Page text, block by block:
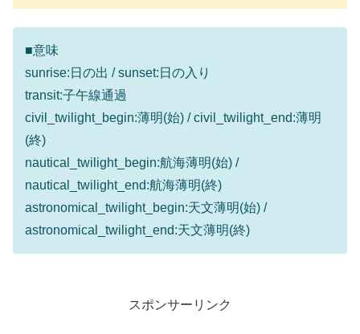
■意味
sunrise:日の出 / sunset:日の入り
transit:子午線通過
civil_twilight_begin:薄明(始) / civil_twilight_end:薄明
(終)
nautical_twilight_begin:航海薄明(始) /
nautical_twilight_end:航海薄明(終)
astronomical_twilight_begin:天文薄明(始) /
astronomical_twilight_end:天文薄明(終)
スポンサーリンク